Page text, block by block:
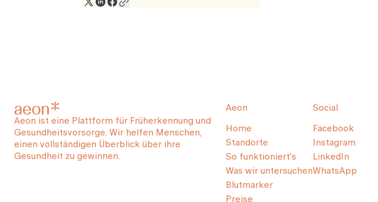
Aeon ist eine Plattform für Früherkennung und
Gesundheitsvorsorge. Wir helfen Menschen,
einen vollständigen Überblick über ihre
Gesundheit zu gewinnen.
Aeon
Home
Standorte
So funktioniert's
Was wir untersuchen
Blutmarker
Preise
Social
Facebook
Instagram
LinkedIn
WhatsApp